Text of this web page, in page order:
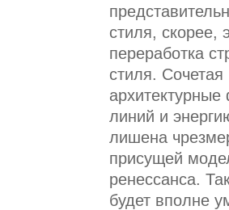
стиля, скорее,
переработка
стиля.
линий и
лишена
присущей
ренессанса.
будет вполне